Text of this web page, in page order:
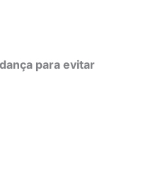
para evitar